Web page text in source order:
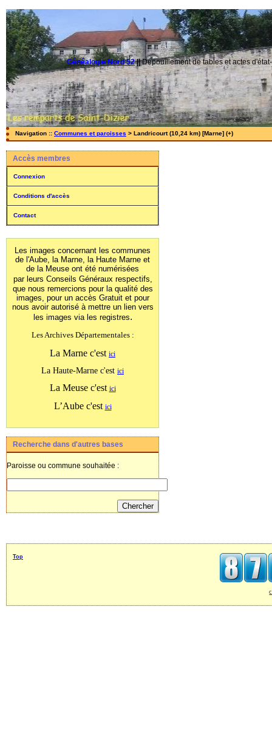
Généalogie Nord 52||Dépouillement de tables et actes
Navigation :: Communes et paroisses > Landricourt (10,24 km) [Marne] (+)
Accès membres
Connexion
Conditions d'accès
Contact
Les images concernant les communes
de l'Aube, la Marne, la Haute Marne et
de la Meuse ont été numérisées
par leurs Conseils Généraux respectifs,
que nous remercions pour la qualité des
images, pour un accès Gratuit et pour
nous avoir autorisé à mettre un lien vers
les images via les registres.
Les Archives Départementales :
La Marne c'est ici
La Haute-Marne c'est ici
La Meuse c'est ici
L’Aube c'est ici
Recherche dans d'autres bases
Paroisse ou commune souhaitée :
Top